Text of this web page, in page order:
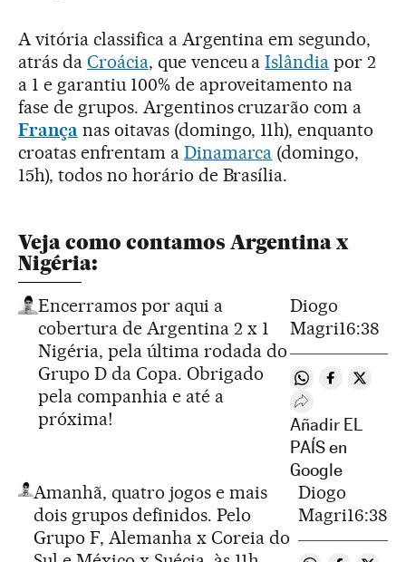
A vitória classifica a Argentina em segundo,
atrás da Croácia, que venceu aIslândia por 2
a 1 e garantiu 100% de aproveitamento na
fase de grupos. Argentinos cruzarão com a
França nas oitavas (domingo, 11h), enquanto
croatas enfrentam a Dinamarca (domingo,
15h), todos no horário de Brasília.
Veja como contamos Argentina x
Nigéria:
Encerramos por aqui a
cobertura de Argentina 2 x 1
Nigéria, pela última rodada do
Grupo D da Copa. Obrigado
pela companhia e até a
próxima!
Diogo
Magri16:38
Compartir en
Compartir
Desplegar
Añadir EL
PAÍS en
Google
Amanhã, quatro jogos e mais
dois grupos definidos. Pelo
Grupo F, Alemanha x Coreia do
Diogo
Magri16:38